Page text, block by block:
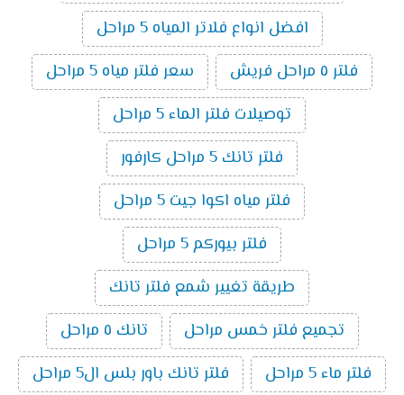
افضل انواع فلاتر المياه 5 مراحل
فلتر ٥ مراحل فريش
سعر فلتر مياه 5 مراحل
توصيلات فلتر الماء 5 مراحل
فلتر تانك 5 مراحل كارفور
فلتر مياه اكوا جيت 5 مراحل
فلتر بيوركم 5 مراحل
طريقة تغيير شمع فلتر تانك
تجميع فلتر خمس مراحل
تانك ٥ مراحل
فلتر ماء 5 مراحل
فلتر تانك باور بلس ال5 مراحل